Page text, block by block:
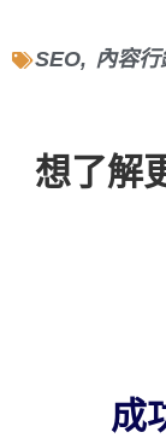
SEO, 內容行
想了解
成